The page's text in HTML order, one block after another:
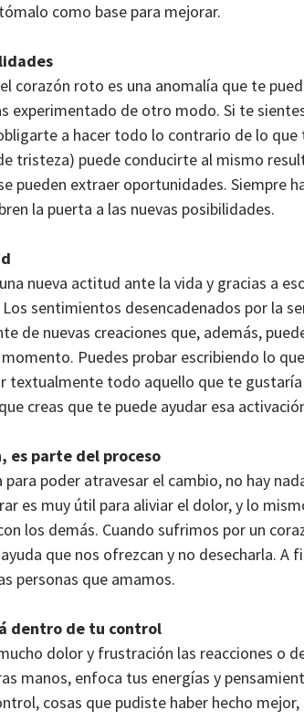
como base para mejorar.
corazón roto es una anomalía que te
experimentado de otro modo. Si te
a hacer todo lo contrario de lo que
tristeza) puede conducirte al mismo
pueden extraer oportunidades. Siempre
la puerta a las nuevas posibilidades.
nueva actitud ante la vida y gracias a
sentimientos desencadenados por la
de nuevas creaciones que, además,
Puedes probar escribiendo lo
textualmente todo aquello que te
creas que te puede ayudar esa
es parte del proceso
poder atravesar el cambio, no hay
es muy útil para aliviar el dolor, y lo
los demás. Cuando sufrimos por un
que nos ofrezcan y no desecharla. A
personas que amamos.
dentro de tu control
dolor y frustración las reacciones o
manos, enfoca tus energías y
cosas que pudiste haber hecho